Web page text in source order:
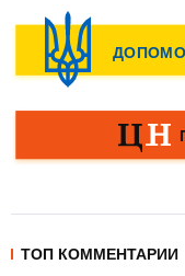
ТОП КОММЕНТАРИИ